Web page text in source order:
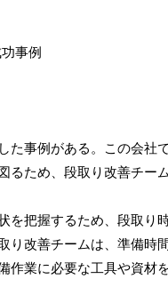
た事例がある。この会
ため、段取り改善チー
を把握するため、段取
り改善チームは、準備
業に必要な工具や資材